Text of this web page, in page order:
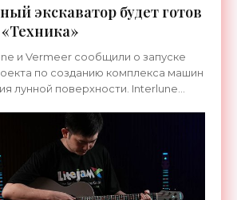
экскаватор будет готов
«Техника»
и Vermeer сообщили о запуске
по созданию комплекса машин
лунной поверхности. Interlune